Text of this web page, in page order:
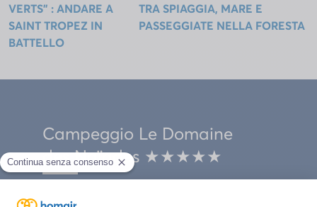
VERTS" : ANDARE A
SAINT TROPEZ IN
BATTELLO
TRA SPIAGGIA, MARE E
PASSEGGIATE NELLA FORESTA
Campeggio Le Domaine
des Naïades ★★★★★